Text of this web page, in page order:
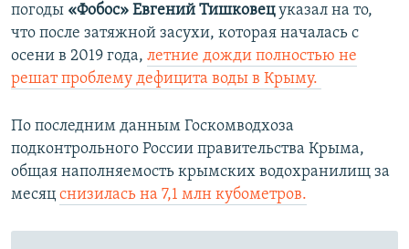
й
с
л
а
й
д
с
л
а
й
д
погоды «Фобос» Евгений Тишковецуказал на то,
что после затяжной засухи, которая началась с
осени в 2019 года, летние дожди полностью не
решат проблему дефицита воды в Крыму. ​
По последним данным Госкомводхоза
подконтрольного России правительства Крыма,
общая наполняемость крымских водохранилищ за
месяц снизилась на 7,1 млн кубометров.